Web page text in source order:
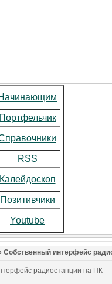
Портфельчик
RSS
Калейдоскоп
Позитивчики
Youtube
Собственный интерфейс
радиостанции на ПК